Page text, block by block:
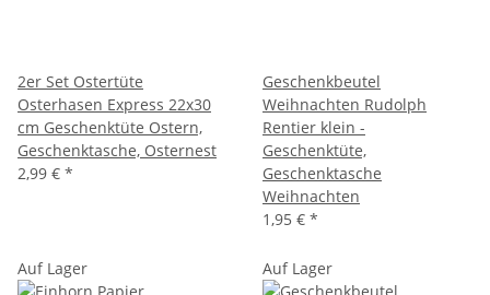
2er Set Ostertüte
Osterhasen Express 22x30
cm Geschenktüte Ostern,
Geschenktasche, Osternest
2,99 € *
Geschenkbeutel
Weihnachten Rudolph
Rentier klein -
Geschenktüte,
Geschenktasche
Weihnachten
1,95 € *
Auf Lager Auf Lager